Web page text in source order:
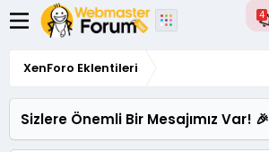
XenForo Eklentileri
Sizlere Önemli Bir Mesajımız Var! 🎉